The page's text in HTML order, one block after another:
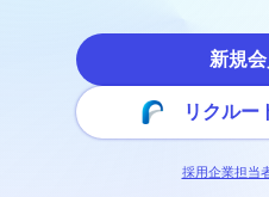
新規
リクルー
採用企業担当